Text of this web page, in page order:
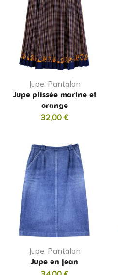
Jupe, Pantalon
Jupe plissée marine et
orange
32,00 €
Jupe, Pantalon
Jupe en jean